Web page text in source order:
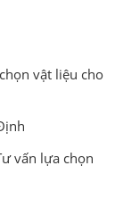
vật liệu cho
vấn lựa chọn